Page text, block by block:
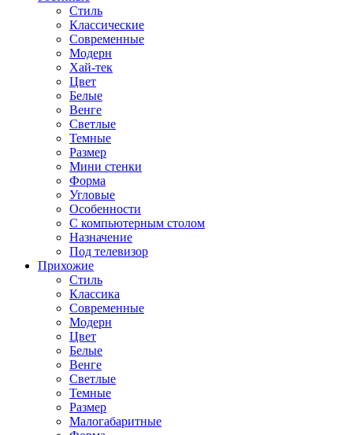
Стиль
Классические
Современные
Модерн
Хай-тек
Цвет
Белые
Венге
Светлые
Темные
Размер
Мини стенки
Форма
Угловые
Особенности
С компьютерным столом
Назначение
Под телевизор
Прихожие
Стиль
Классика
Современные
Модерн
Цвет
Белые
Венге
Светлые
Темные
Размер
Малогабаритные